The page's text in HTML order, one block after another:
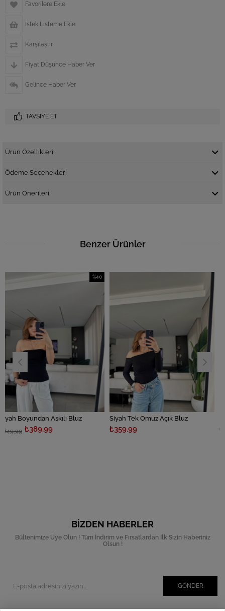
Favorilere Ekle
İstek Listeme Ekle
Karşılaştır
Fiyat Düşünce Haber Ver
Gelince Haber Ver
TAVSIYE ET
Ürün Özellikleri
Ödeme Seçenekleri
Ürün Önerileri
Benzer Ürünler
Askılı Bluz
İndirim
Siyah Tek Omuz Açık Bluz Lacivert Tek
BIZDEN HABERLER
Bültenimize Üye Olun ! Tüm İndirim ve Fırsatlardan İlk Sizin Haberiniz
Olsun !
GÖNDER